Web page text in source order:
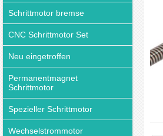
Schrittmotor bremse
CNC Schrittmotor Set
Neu eingetroffen
Permanentmagnet
Schrittmotor
Spezieller Schrittmotor
Wechselstrommotor